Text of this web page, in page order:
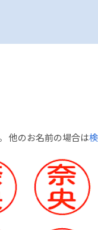
他のお名前の場合は